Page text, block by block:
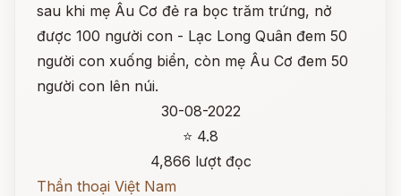
sau khi mẹ Âu Cơ đẻ ra bọc trăm trứng, nở
được 100 người con - Lạc Long Quân đem 50
người con xuống biển, còn mẹ Âu Cơ đem 50
người con lên núi.
30-08-2022
⭐ 4.8
4,866 lượt đọc
Thần thoại Việt Nam